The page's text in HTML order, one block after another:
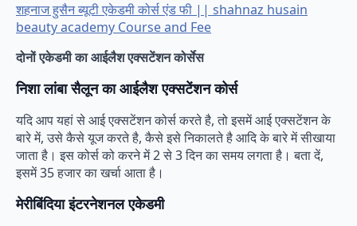
शहनाज हुसैन ब्यूटी एकेडमी कोर्स एंड फी || shahnaz husain
beauty academy Course and Fee
दोनों एकेडमी का आईलैश एक्सटेंशन कोर्सेस
निशा लांबा सैलून का आईलैश एक्सटेंशन कोर्स
यदि आप यहां से आई एक्सटेंशन कोर्स करते है, तो इसमें आई एक्सटेंशन के
बारे में, उसे कैसे यूज करते है, कैसे इसे निकालते है आदि के बारे में सीखाया
जाता है। इस कोर्स को करने में 2 से 3 दिन का समय लगता है। बता दें,
इसमें 35 हजार का खर्चा आता है।
मेरीबिंदिया इंटरनेशनल एकेडमी